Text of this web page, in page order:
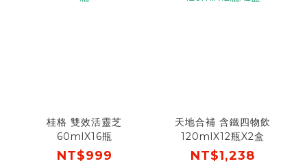
桂格 雙效活靈芝
60mlX16瓶
NT$999
天地合補 含鐵四物飲
120mlX12瓶X2盒
NT$1,238